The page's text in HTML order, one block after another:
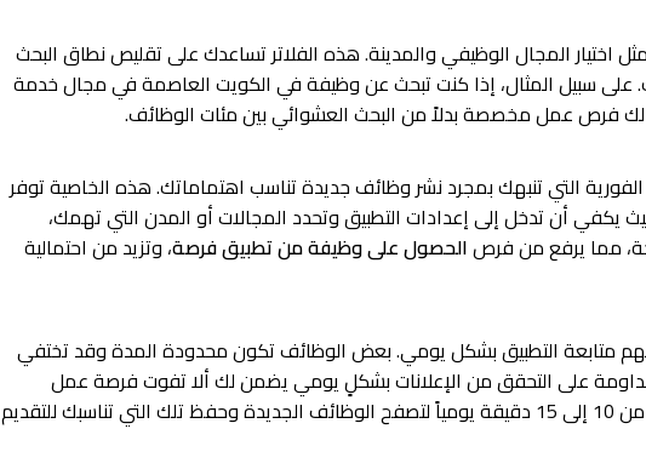
اختيار المجال الوظيفي والمدينة. هذه الفلاتر تساعدك على تقليص نطاق البحث
على سبيل المثال، إذا كنت تبحث عن وظيفة في الكويت العاصمة في مجال خدمة
لك فرص عمل مخصصة بدلاً من البحث العشوائي بين مئات الوظائف.
التي تنبهك بمجرد نشر وظائف جديدة تناسب اهتماماتك. هذه الخاصية توفر
يكفي أن تدخل إلى إعدادات التطبيق وتحدد المجالات أو المدن التي تهمك،
مما يرفع من فرصالحصول على وظيفة من تطبيق فرصة، وتزيد من احتمالية
متابعة التطبيق بشكل يومي. بعض الوظائف تكون محدودة المدة وقد تختفي
على التحقق من الإعلانات بشكلٍ يومي يضمن لك ألا تفوت فرصة عمل
مثالية. فعلى سبيل المثال، يمكنك تخصيص من 10 إلى 15 دقيقة يومياً لتصفح الوظائف الجديدة وحفظ تلك التي تناسبك للتقديم